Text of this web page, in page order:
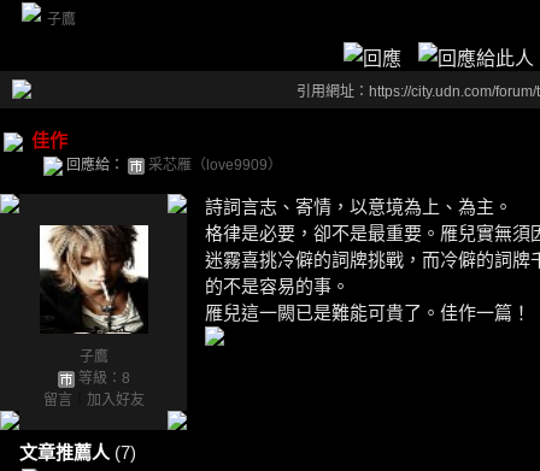
子鷹
引用網址：https://city.udn.com/
佳作
回應給： 采芯雁（love9909）
子鷹
等級：8
留言
加入好友
文章推薦人 (7)
詩詞言志、寄情，以意境為上、為主。
格律是必要，卻不是最重要。雁兒實無須
迷霧喜挑冷僻的詞牌挑戰，而冷僻的詞
的不是容易的事。
雁兒這一闕已是難能可貴了。佳作一篇！